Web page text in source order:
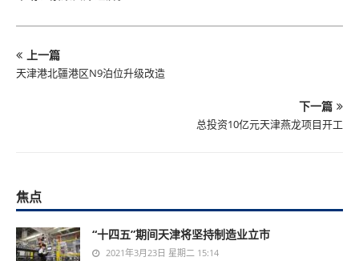
上一篇
天津港北疆港区N9泊位升级改造
下一篇
总投资10亿元天津燕龙项目开工
焦点
“十四五”期间天津将坚持制造业立市
2021年3月23日 星期二 15:14